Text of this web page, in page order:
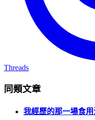
Threads
同類文章
我經歷的那一場食